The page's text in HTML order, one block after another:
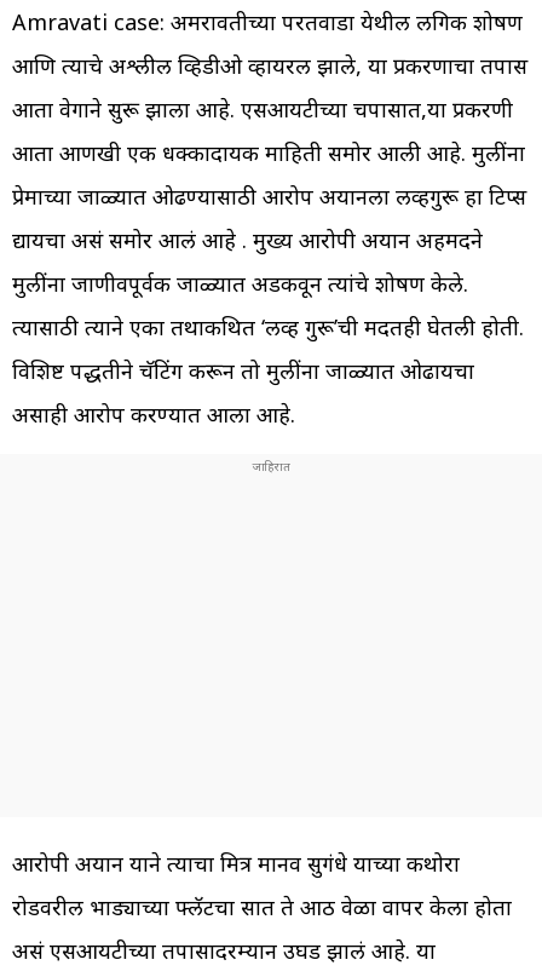
Amravati case: अमरावतीच्या परतवाडा येथील लैँगिक शोषण
आणि त्याचे अश्लील व्हिडीओ व्हायरल झाले, या प्रकरणाचा तपास
आता वेगाने सुरू झाला आहे. एसआयटीच्या चपासात,या प्रकरणी
आता आणखी एक धक्कादायक माहिती समोर आली आहे. मुलींना
प्रेमाच्या जाळ्यात ओढण्यासाठी आरोप अयानला लव्हगुरू हा टिप्स
द्यायचा असं समोर आलं आहे . मुख्य आरोपी अयान अहमदने
मुलींना जाणीवपूर्वक जाळ्यात अडकवून त्यांचे शोषण केले.
त्यासाठी त्याने एका तथाकथित ‘लव्ह गुरू’ची मदतही घेतली होती.
विशिष्ट पद्धतीने चॅटिंग करून तो मुलींना जाळ्यात ओढायचा
असाही आरोप करण्यात आला आहे.
आरोपी अयान याने त्याचा मित्र मानव सुगंधे याच्या कथोरा
रोडवरील भाड्याच्या फ्लॅटचा सात ते आठ वेळा वापर केला होता
असं एसआयटीच्या तपासादरम्यान उघड झालं आहे. या